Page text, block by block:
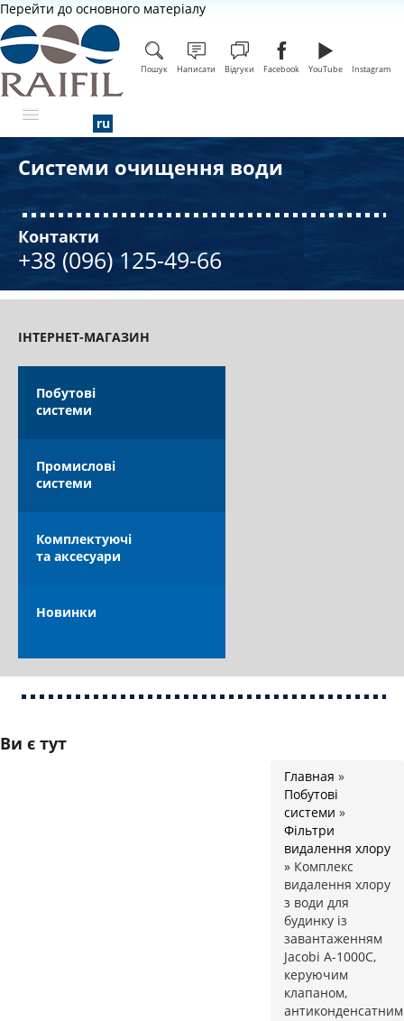
Перейти до основного матеріалу
Пошук Написати Відгуки Facebook YouTube Instagram
ПРО КОМПАНІЮ
ОПЛАТА ТА ДОСТАВКА
Системи очищення води
Контакти
+38 (096) 125-49-66
ІНТЕРНЕТ-МАГАЗИН
Побутові
системи
Промислові
системи
Комплектуючі
та аксесуари
Новинки
Ви є тут
Главная »
Побутові
системи »
Фільтри
видалення хлору
» Комплекс
видалення хлору
з води для
будинку із
завантаженням
Jacobi A-1000C,
керуючим
клапаном,
антиконденсатним